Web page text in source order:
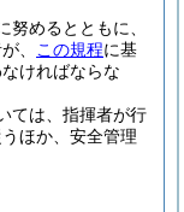
めるとともに、
、
この規程に基
ければならな
ては、指揮者が行
ほか、安全管理